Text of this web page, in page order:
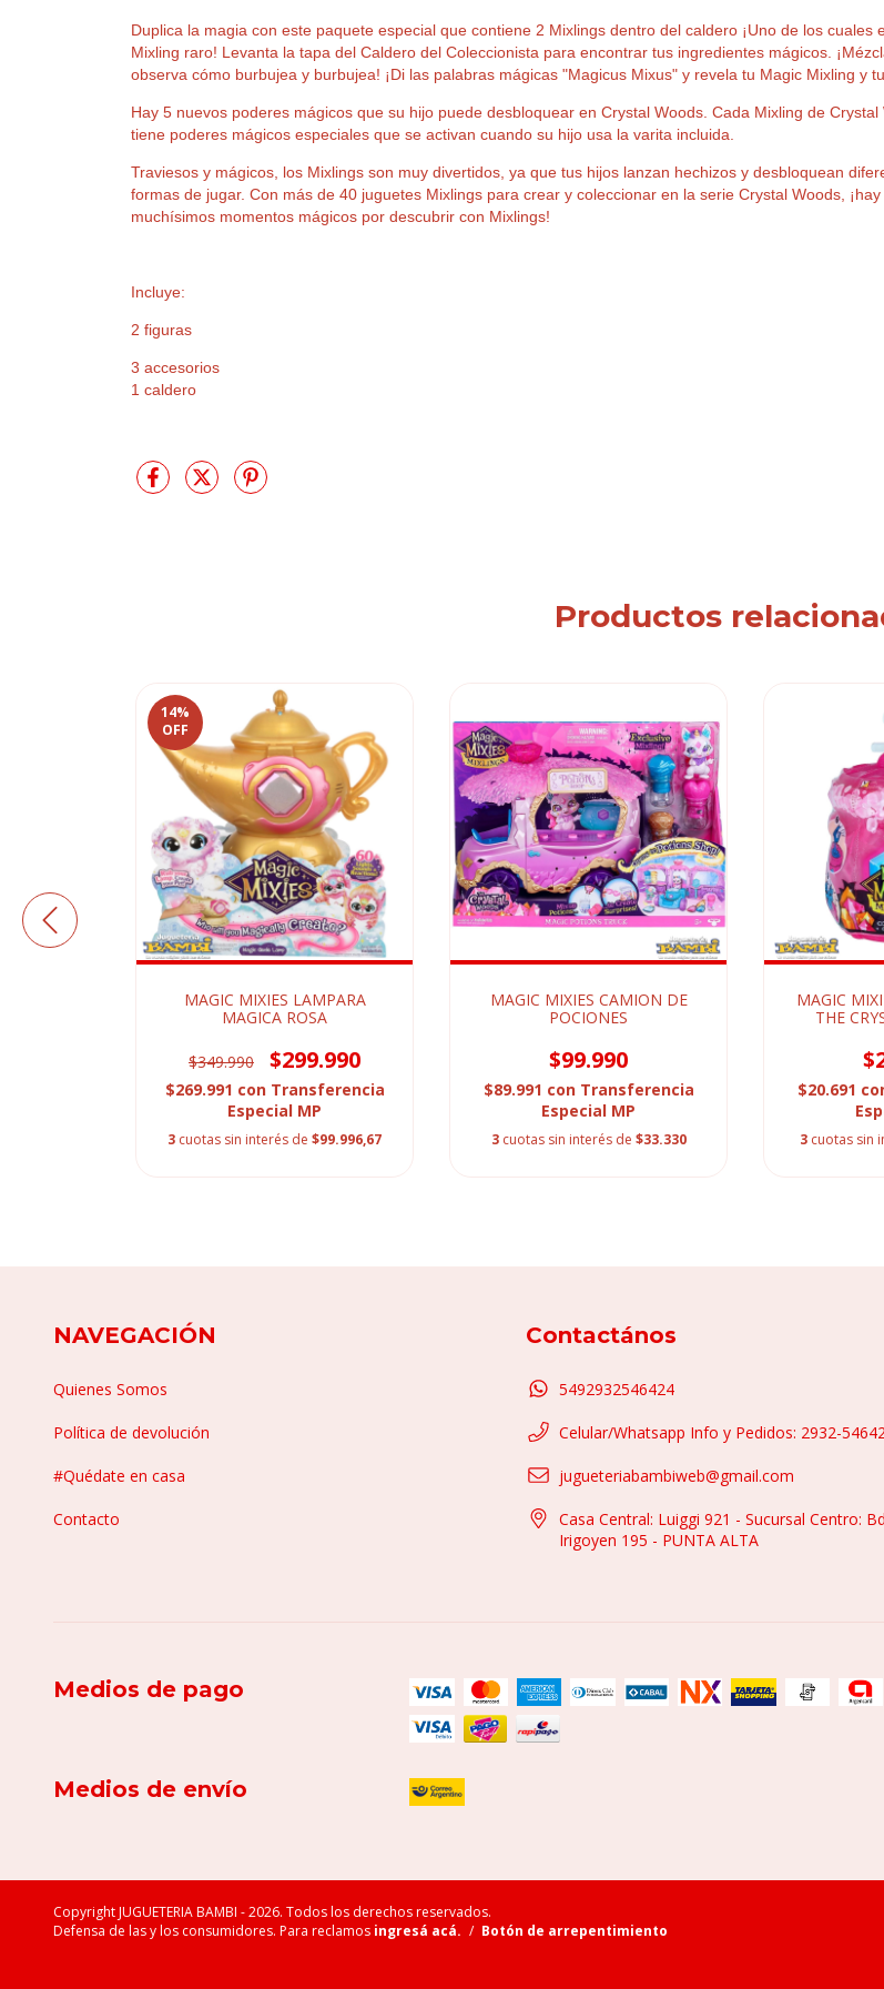
Duplica la magia con este paquete especial que contiene 2 Mixlings dentro del caldero ¡Uno de los cuales
Mixling raro! Levanta la tapa del Caldero del Coleccionista para encontrar tus ingredientes mágicos.
observa cómo burbujea y burbujea! ¡Di las palabras mágicas "Magicus Mixus" y revela tu Magic Mixling y
Hay 5 nuevos poderes mágicos que su hijo puede desbloquear en Crystal Woods. Cada Mixling de Crystal
tiene poderes mágicos especiales que se activan cuando su hijo usa la varita incluida.
Traviesos y mágicos, los Mixlings son muy divertidos, ya que tus hijos lanzan hechizos y desbloquean
formas de jugar. Con más de 40 juguetes Mixlings para crear y coleccionar en la serie Crystal Woods, ¡hay
muchísimos momentos mágicos por descubrir con Mixlings!
Incluye:
2 figuras
3 accesorios
1 caldero
Productos
14%
OFF
MAGIC MIXIES LAMPARA
MAGICA ROSA
$349.990 $299.990
$269.991 con Transferencia
Especial MP
3 cuotas sin interés de $99.996,67
MAGIC MIXIES CAMION DE
POCIONES
$99.990
$89.991 con Transferencia
Especial MP
3 cuotas sin interés de $33.330
MAGIC
THE
$20.691
3 cuotas sin
NAVEGACIÓN
Quienes Somos
Política de devolución
#Quédate en casa
Contacto
Contactános
5492932546424
Celular/Whatsapp Info y Pedidos: 2932-
jugueteriabambiweb@gmail.com
Casa Central: Luiggi 921 - Sucursal Centro:
Irigoyen 195 - PUNTA ALTA
Medios de pago
Medios de envío
Copyright JUGUETERIA BAMBI - 2026. Todos los derechos reservados.
Defensa de las y los consumidores. Para reclamos ingresá acá. / Botón de arrepentimiento